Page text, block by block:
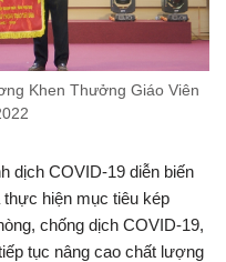
Khen Thưởng Giáo Viên
dịch COVID-19 diễn biến
hiện mục tiêu kép
chống dịch COVID-19,
tục nâng cao chất lượng